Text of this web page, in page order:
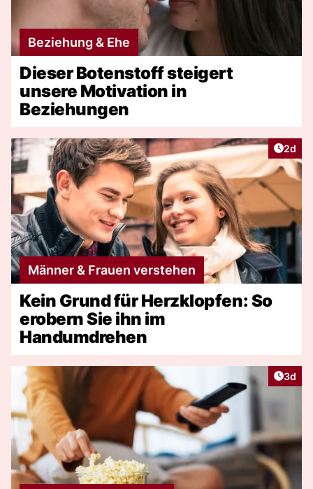
Beziehung & Ehe
Dieser Botenstoff steigert
unsere Motivation in
Beziehungen
2d
Männer & Frauen verstehen
Kein Grund für Herzklopfen: So
erobern Sie ihn im
Handumdrehen
3d